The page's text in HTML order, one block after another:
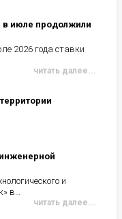
в июле продолжили
2026 года ставки
читать далее...
и
в…
читать далее...